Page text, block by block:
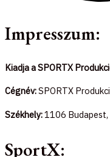
Impresszum:
Kiadja a SPORTX
Cégnév:SPORTX
Székhely:1106 Budapest,
SportX: